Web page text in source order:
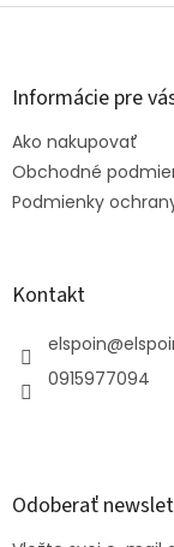
Z
Informácie pre
Ako nakupovať
Obchodné
Podmienky
Kontakt
elspoin@
0915977094
Odoberať